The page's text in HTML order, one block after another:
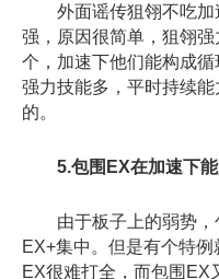
外面谣传狙翎不吃加
强，原因很简单，狙翎
个，加速下他们能构成
强力技能多，平时持续
的。
5.包围EX在加速下
由于板子上的弱势，
EX+集中。但是有个特
EX很难打全，而包围EX